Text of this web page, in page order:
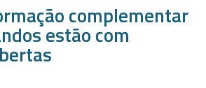
complementar
estão com